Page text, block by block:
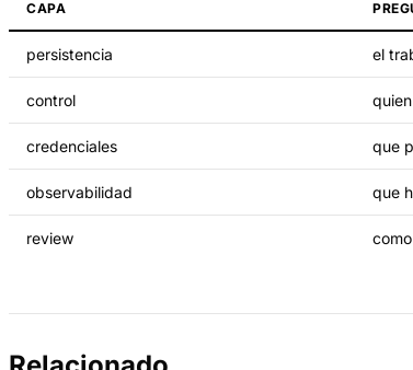
CAPA
persistencia el
control
credenciales que
observabilidad que
review